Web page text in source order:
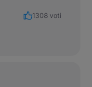
1308 voti